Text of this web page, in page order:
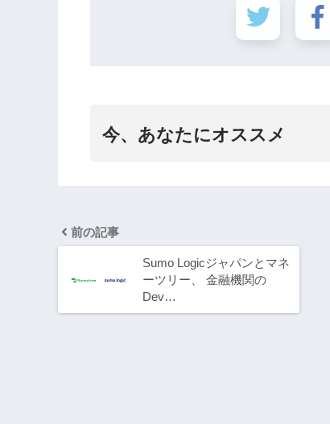
今、あなたにオススメ
前の記事
Sumo Logicジャパンとマネ
ーツリー、 金融機関の
Dev…